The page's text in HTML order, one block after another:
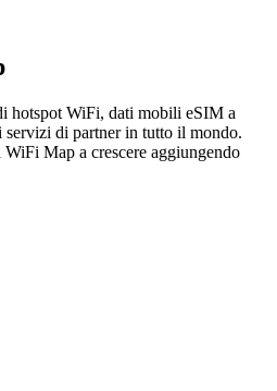
hotspot WiFi, dati mobili eSIM a
servizi di partner in tutto il mondo.
Map a crescere aggiungendo